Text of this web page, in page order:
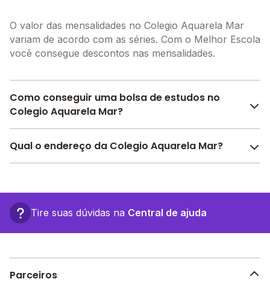
O valor das mensalidades no Colegio Aquarela Mar
variam de acordo com as séries. Com o Melhor Escola
você consegue descontos nas mensalidades.
Como conseguir uma bolsa de estudos no
Colegio Aquarela Mar?
Pesquise bolsas disponíveis no Melhor Escola e
Qual o endereço da Colegio Aquarela Mar?
Tire suas dúvidas na Central de ajuda
Parceiros